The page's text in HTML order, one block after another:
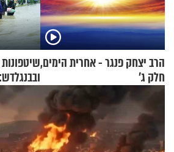
הרב יצחק פנגר - אחרית הימים,
חלק ג’
ומיליון